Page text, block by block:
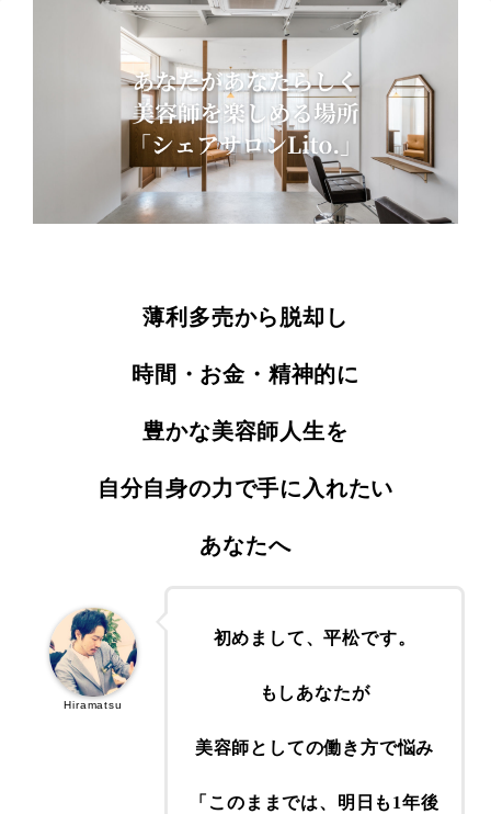
薄利多売から脱却し
時間・お金・精神的に
豊かな美容師人生を
自分自身の力で手に入れたい
あなたへ
初めまして、平松です。
もしあなたが
美容師としての働き方で悩み
「このままでは、明日も1年後
Hiramatsu